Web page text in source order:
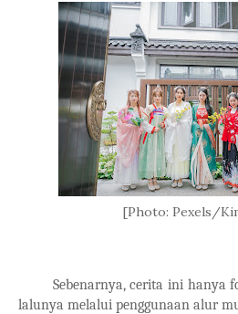
[Photo: Pexels/
Sebenarnya, cerita ini hanya
lalunya melalui penggunaan alur